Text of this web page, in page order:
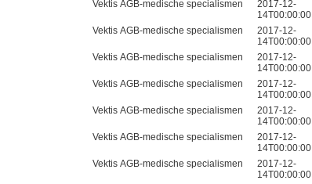
Vektis AGB-medische specialismen
2017-12-
14T00:00:00
Vektis AGB-medische specialismen
2017-12-
14T00:00:00
Vektis AGB-medische specialismen
2017-12-
14T00:00:00
Vektis AGB-medische specialismen
2017-12-
14T00:00:00
Vektis AGB-medische specialismen
2017-12-
14T00:00:00
Vektis AGB-medische specialismen
2017-12-
14T00:00:00
Vektis AGB-medische specialismen
2017-12-
14T00:00:00